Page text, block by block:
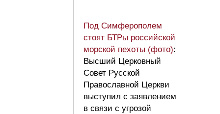
Под Симферополем
стоят БТРы российской
морской пехоты (фото):
Высший Церковный
Совет Русской
Православной Церкви
выступил с заявлением
в связи с угрозой